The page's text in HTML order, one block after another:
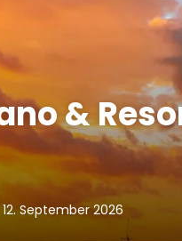
&
September 2026